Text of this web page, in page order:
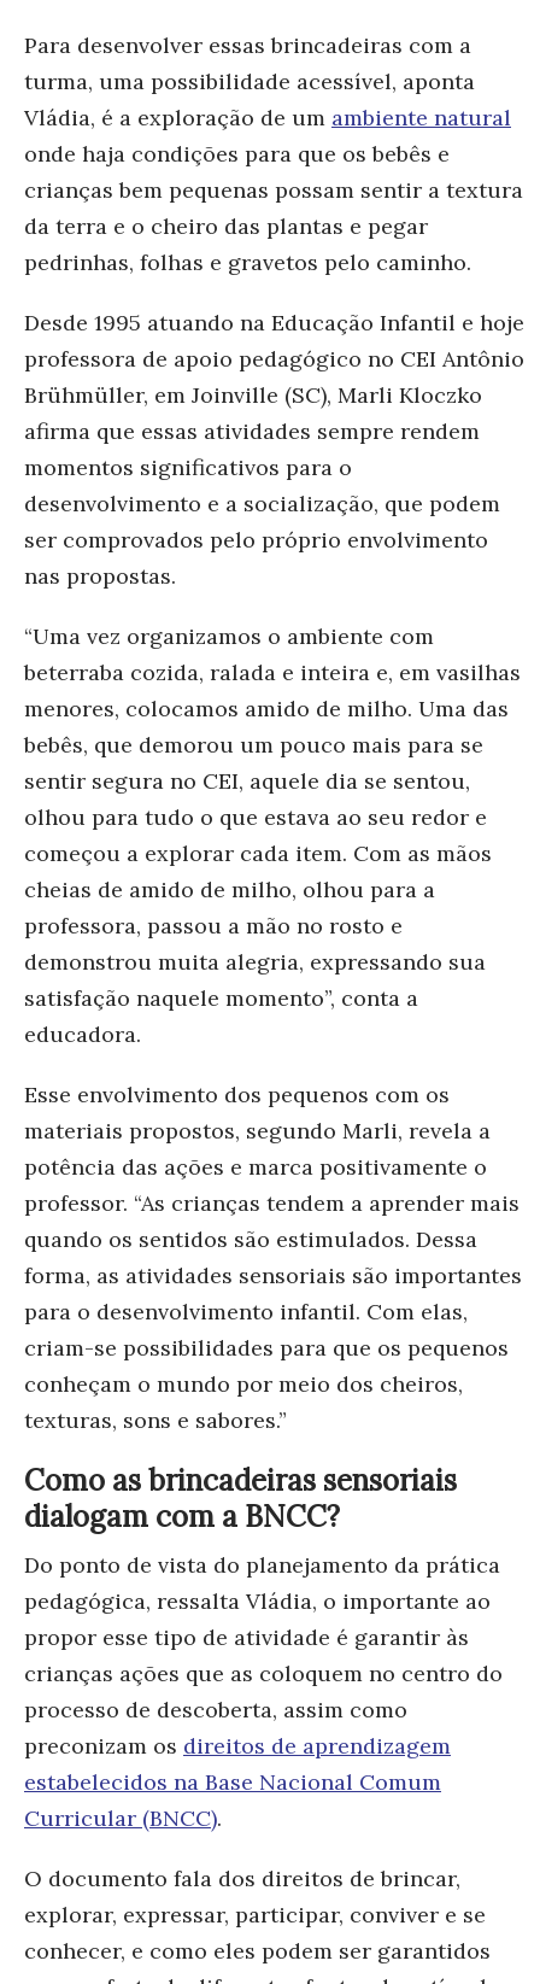
Para desenvolver essas brincadeiras com a
turma, uma possibilidade acessível, aponta
Vládia, é a exploração de um ambiente natural
onde haja condições para que os bebês e
crianças bem pequenas possam sentir a textura
da terra e o cheiro das plantas e pegar
pedrinhas, folhas e gravetos pelo caminho.
Desde 1995 atuando na Educação Infantil e hoje
professora de apoio pedagógico no CEI Antônio
Brühmüller, em Joinville (SC), Marli Kloczko
afirma que essas atividades sempre rendem
momentos significativos para o
desenvolvimento e a socialização, que podem
ser comprovados pelo próprio envolvimento
nas propostas.
“Uma vez organizamos o ambiente com
beterraba cozida, ralada e inteira e, em vasilhas
menores, colocamos amido de milho. Uma das
bebês, que demorou um pouco mais para se
sentir segura no CEI, aquele dia se sentou,
olhou para tudo o que estava ao seu redor e
começou a explorar cada item. Com as mãos
cheias de amido de milho, olhou para a
professora, passou a mão no rosto e
demonstrou muita alegria, expressando sua
satisfação naquele momento”, conta a
educadora.
Esse envolvimento dos pequenos com os
materiais propostos, segundo Marli, revela a
potência das ações e marca positivamente o
professor. “As crianças tendem a aprender mais
quando os sentidos são estimulados. Dessa
forma, as atividades sensoriais são importantes
para o desenvolvimento infantil. Com elas,
criam-se possibilidades para que os pequenos
conheçam o mundo por meio dos cheiros,
texturas, sons e sabores.”
Como as brincadeiras sensoriais
dialogam com a BNCC?
Do ponto de vista do planejamento da prática
pedagógica, ressalta Vládia, o importante ao
propor esse tipo de atividade é garantir às
crianças ações que as coloquem no centro do
processo de descoberta, assim como
preconizam os direitos de aprendizagem
estabelecidos na Base Nacional Comum
Curricular (BNCC).
O documento fala dos direitos de brincar,
explorar, expressar, participar, conviver e se
conhecer, e como eles podem ser garantidos